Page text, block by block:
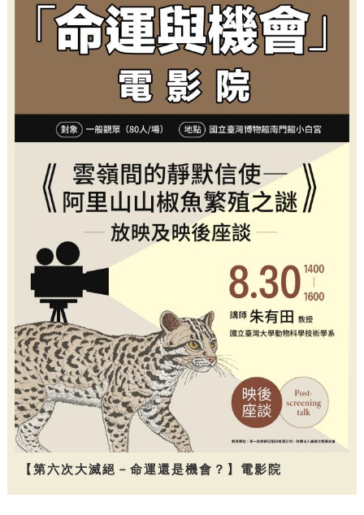
【第六次大滅絕－命運還是機會？】電影院